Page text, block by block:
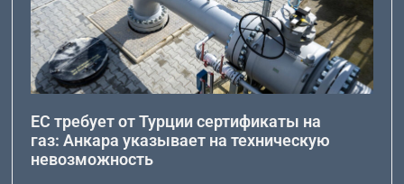
ЕС требует от Турции сертификаты на
газ: Анкара указывает на техническую
невозможность